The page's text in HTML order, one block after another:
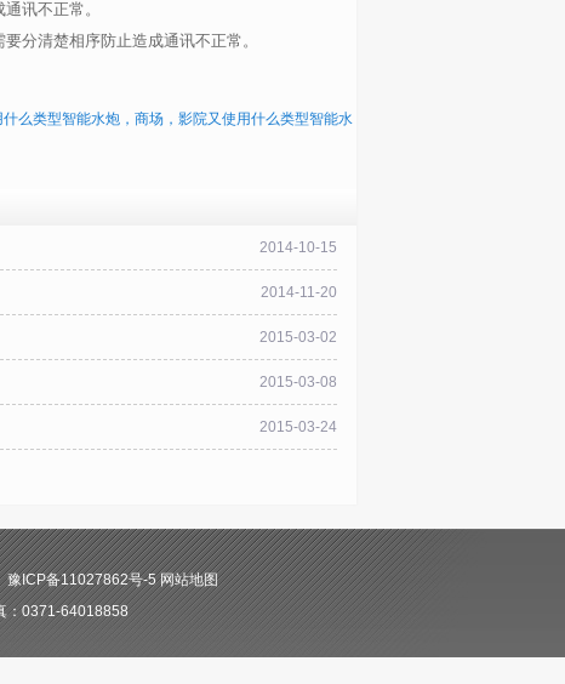
讯不正常。
分清楚相序防止造成通讯不正常。
什么类型智能水炮，商场，影院又使用什么类型智能水
2014-10-15
2014-11-20
2015-03-02
2015-03-08
2015-03-24
豫ICP备11027862号-5网站地图
：0371-64018858